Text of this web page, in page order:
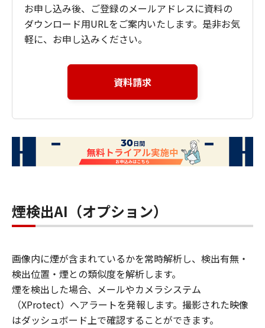
お申し込み後、ご登録のメールアドレスに資料の
ダウンロード用URLをご案内いたします。是非お気
軽に、お申し込みください。
資料請求
煙検出AI（オプション）
画像内に煙が含まれているかを常時解析し、検出有無・
検出位置・煙との類似度を解析します。
​煙を検出した場合、メールやカメラシステム
（XProtect）へアラートを発報します。撮影された映像
はダッシュボード上で確認することができます。